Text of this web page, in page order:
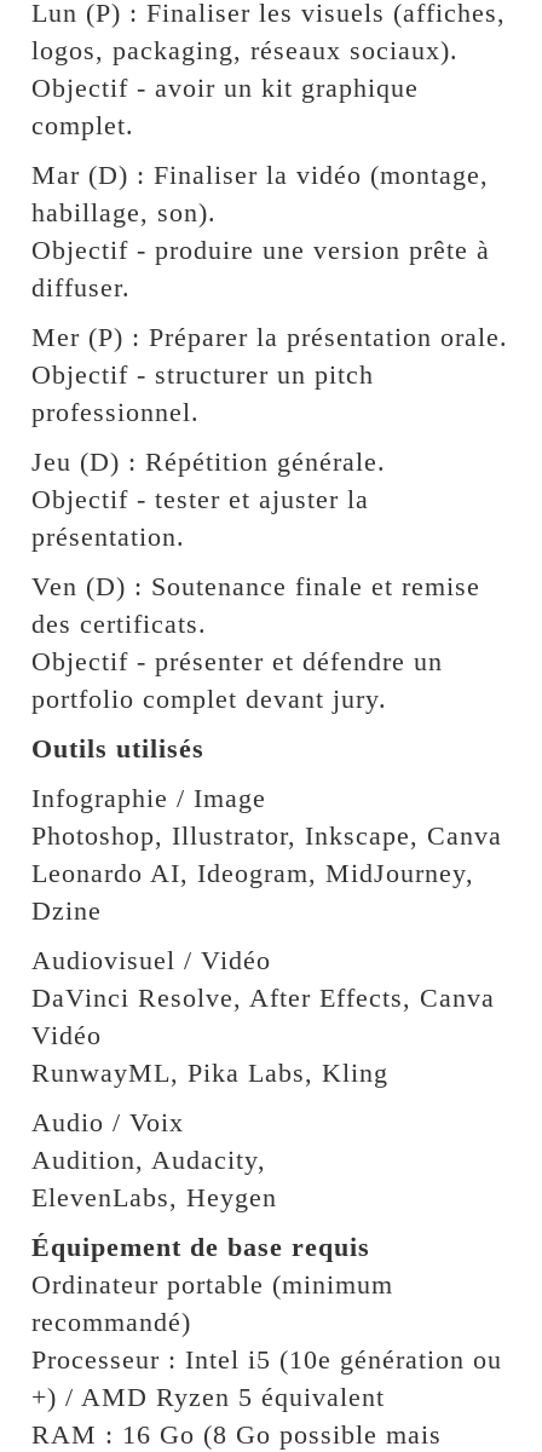
Lun (P) : Finaliser les visuels (affiches,
logos, packaging, réseaux sociaux).
Objectif - avoir un kit graphique
complet.
Mar (D) : Finaliser la vidéo (montage,
habillage, son).
Objectif - produire une version prête à
diffuser.
Mer (P) : Préparer la présentation orale.
Objectif - structurer un pitch
professionnel.
Jeu (D) : Répétition générale.
Objectif - tester et ajuster la
présentation.
Ven (D) : Soutenance finale et remise
des certificats.
Objectif - présenter et défendre un
portfolio complet devant jury.
Outils utilisés
Infographie / Image
Photoshop, Illustrator, Inkscape, Canva
Leonardo AI, Ideogram, MidJourney,
Dzine
Audiovisuel / Vidéo
DaVinci Resolve, After Effects, Canva
Vidéo
RunwayML, Pika Labs, Kling
Audio / Voix
Audition, Audacity,
ElevenLabs, Heygen
Équipement de base requis
Ordinateur portable (minimum
recommandé)
Processeur : Intel i5 (10e génération ou
+) / AMD Ryzen 5 équivalent
RAM : 16 Go (8 Go possible mais